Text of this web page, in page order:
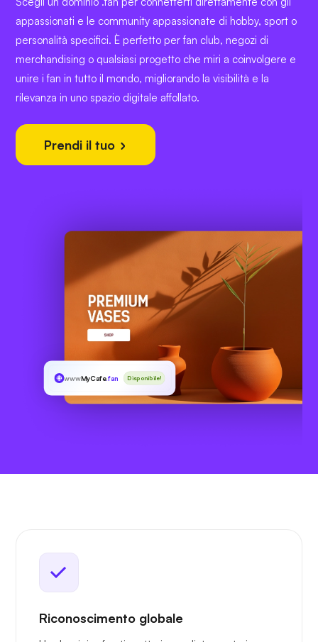
appassionati e le community appassionate di hobby, sport o
personalità specifici. È perfetto per fan club, negozi di
merchandising o qualsiasi progetto che miri a coinvolgere e
unire i fan in tutto il mondo, migliorando la visibilità e la
rilevanza in uno spazio digitale affollato.
Prendi il tuo
wwwMyCafe.fan Disponibile!
Riconoscimento globale